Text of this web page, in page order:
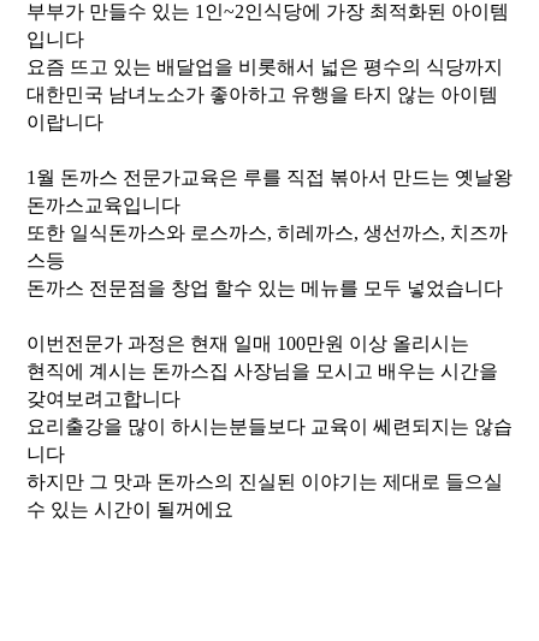
부부가 만들수 있는 1인~2인식당에 가장 ​최적화된 아이템
입니다
요즘 뜨고 있는 배달업을 비롯해서 넓은 평수의 식당까지
대한민국 남녀노소가 좋아하고 유행을 타지 않는 아이템
이랍니다
1월 돈까스 전문가교육은 루를 직접 볶아서 만드는 옛날왕
돈까스교육입니다
또한 일식돈까스와 로스까스, 히레까스, 생선까스, 치즈까
스등
돈까스 전문점을 창업 할수 있는 메뉴를 모두 넣었습니다
이번전문가 과정은 현재 일매 100만원 이상 올리시는 ​
현직에 계시는 돈까스집 사장님을 모시고 배우는 시간을
갖여보려고합니다
요리출강을 많이 하시는분들보다 교육이 쎄련되지는 않습
니다
하지만 그 맛과 돈까스의 진실된 이야기는 제대로 들으실
수 있는 시간이 될꺼에요